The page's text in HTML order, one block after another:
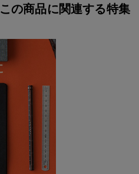
この商品に関連する特集